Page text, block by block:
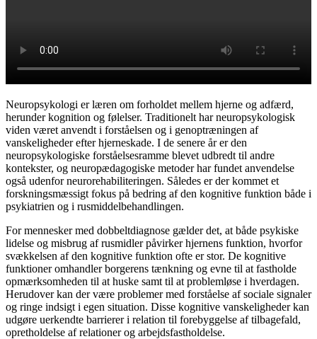
Neuropsykologi er læren om forholdet mellem hjerne og adfærd,
herunder kognition og følelser. Traditionelt har neuropsykologisk
viden været anvendt i forståelsen og i genoptræningen af
vanskeligheder efter hjerneskade. I de senere år er den
neuropsykologiske forståelsesramme blevet udbredt til andre
kontekster, og neuropædagogiske metoder har fundet anvendelse
også udenfor neurorehabiliteringen. Således er der kommet et
forskningsmæssigt fokus på bedring af den kognitive funktion både i
psykiatrien og i rusmiddelbehandlingen.
For mennesker med dobbeltdiagnose gælder det, at både psykiske
lidelse og misbrug af rusmidler påvirker hjernens funktion, hvorfor
svækkelsen af den kognitive funktion ofte er stor. De kognitive
funktioner omhandler borgerens tænkning og evne til at fastholde
opmærksomheden til at huske samt til at problemløse i hverdagen.
Herudover kan der være problemer med forståelse af sociale signaler
og ringe indsigt i egen situation. Disse kognitive vanskeligheder kan
udgøre uerkendte barrierer i relation til forebyggelse af tilbagefald,
opretholdelse af relationer og arbejdsfastholdelse.